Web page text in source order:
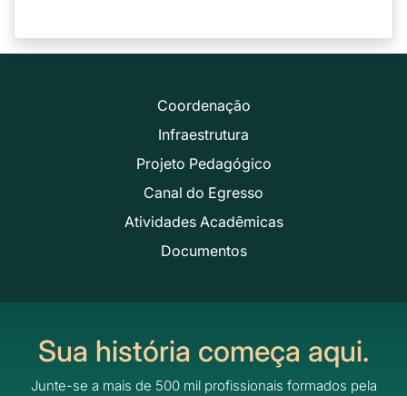
Coordenação
Infraestrutura
Projeto Pedagógico
Canal do Egresso
Atividades Acadêmicas
Documentos
Sua história começa aqui.
Junte-se a mais de 500 mil profissionais formados pela